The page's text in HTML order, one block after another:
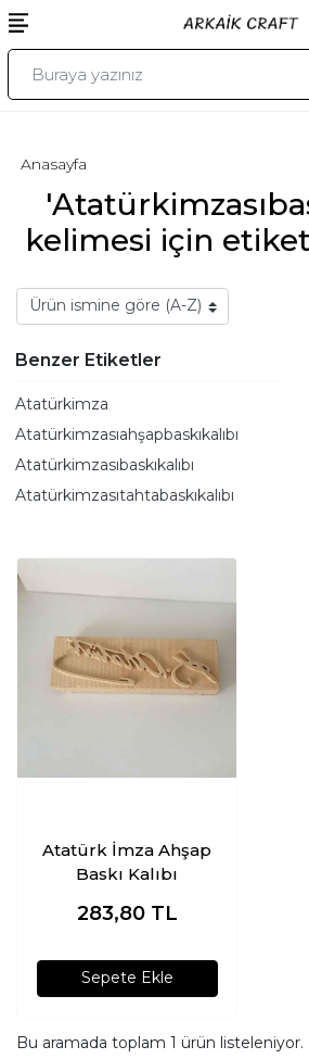
kelimesi için
Anasayfa
Benzer Etiketler
Atatürkimza
Atatürkimzasıahşapbaskıkalıbı
Atatürkimzasıbaskıkalıbı
Atatürkimzasıtahtabaskıkalıbı
Atatürk İmza Ahşap
Baskı Kalıbı
283,80 TL
Sepete Ekle
Bu aramada toplam 1 ürün listeleniyor.